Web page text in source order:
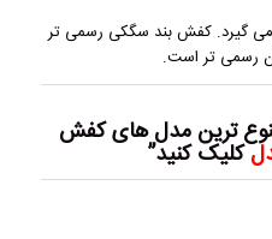
می گیرد. کفش بند سگکی رسمی تر
رسمی تر است.
ترین مدل های کفش
کلیک کنید”